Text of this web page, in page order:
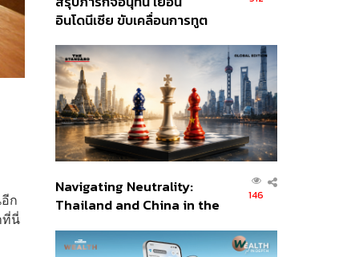
ก
ที่นี่
อินโดนีเซีย ขับเคลื่อนการทูต
ส่วนยุทธศาสตร์ไทย –
อินโดนีเซีย
Navigating Neutrality:
Thailand and China in the
Order
146